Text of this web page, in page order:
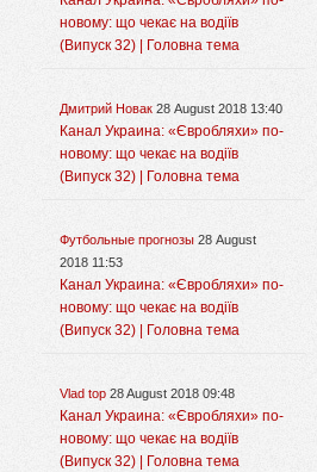
новому: що чекає на водіїв
(Випуск 32) | Головна тема
Дмитрий Новак 28 August 2018 13:40
Канал Украина: «Євробляхи» по-
новому: що чекає на водіїв
(Випуск 32) | Головна тема
Футбольные прогнозы 28 August
2018 11:53
Канал Украина: «Євробляхи» по-
новому: що чекає на водіїв
(Випуск 32) | Головна тема
Vlad top 28 August 2018 09:48
Канал Украина: «Євробляхи» по-
новому: що чекає на водіїв
(Випуск 32) | Головна тема